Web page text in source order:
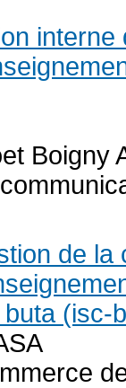
Boigny
de
(isc-